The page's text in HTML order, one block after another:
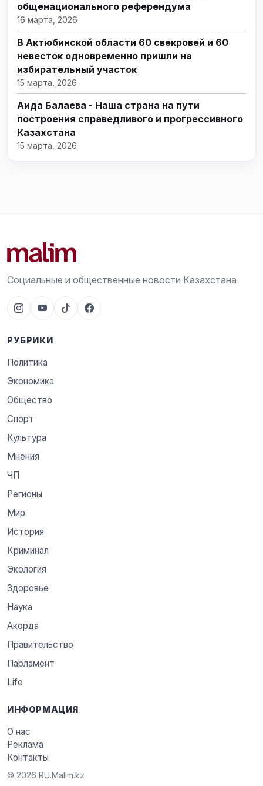
общенационального референдума
16 марта, 2026
В Актюбинской области 60 свекровей и 60
невесток одновременно пришли на
избирательный участок
15 марта, 2026
Аида Балаева - Наша страна на пути
построения справедливого и прогрессивного
Казахстана
15 марта, 2026
Социальные и общественные новости Казахстана
РУБРИКИ
Политика
Экономика
Общество
Спорт
Культура
Мнения
ЧП
Регионы
Мир
История
Криминал
Экология
Здоровье
Наука
Акорда
Правительство
Парламент
Life
ИНФОРМАЦИЯ
О нас
Реклама
Контакты
© 2026 RU.Malim.kz